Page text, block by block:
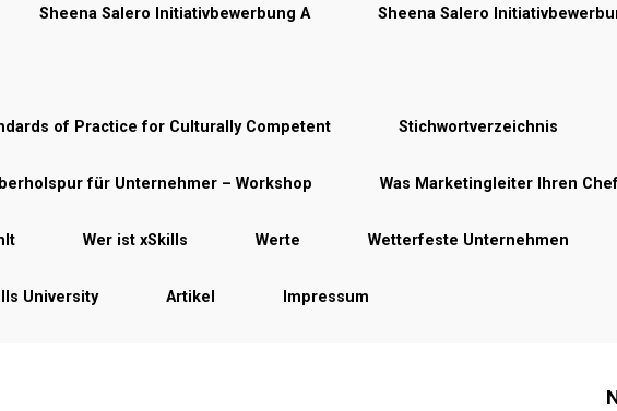
Sheena Salero Initiativbewerbung A Sheena Salero
of Practice for Culturally Competent Stichwortverzeichnis
für Unternehmer – Workshop Was Marketingleiter Ihren
Wer ist xSkills Werte Wetterfeste Unternehmen
University Artikel Impressum